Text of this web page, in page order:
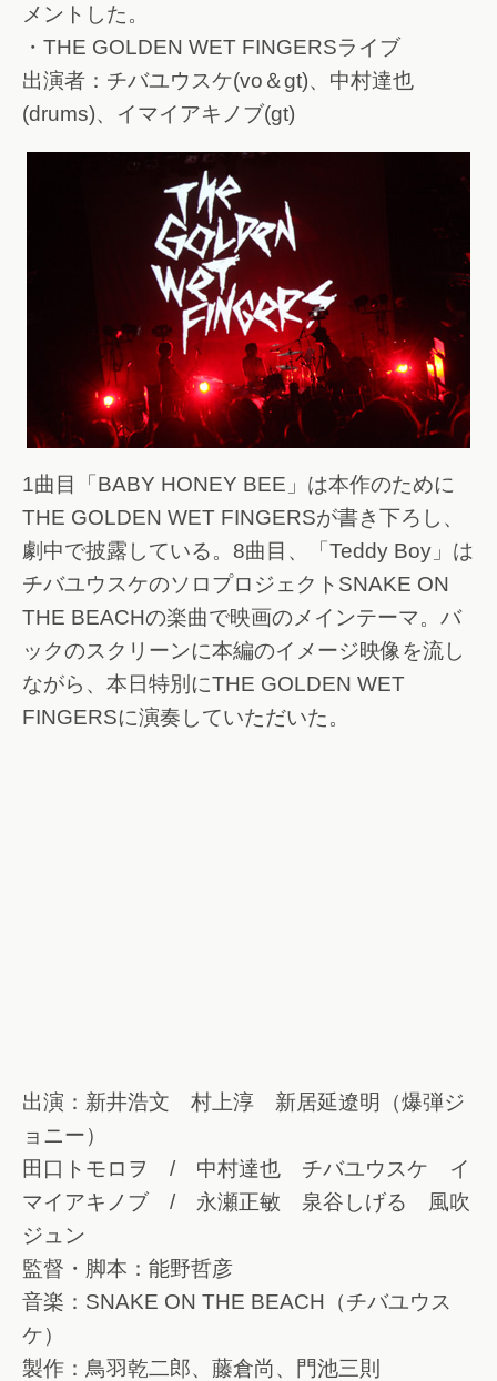
メントした。
・THE GOLDEN WET FINGERSライブ
出演者：チバユウスケ(vo＆gt)、中村達也
(drums)、イマイアキノブ(gt)
1曲目「BABY HONEY BEE」は本作のために
THE GOLDEN WET FINGERSが書き下ろし、
劇中で披露している。8曲目、「Teddy Boy」は
チバユウスケのソロプロジェクトSNAKE ON
THE BEACHの楽曲で映画のメインテーマ。バ
ックのスクリーンに本編のイメージ映像を流し
ながら、本日特別にTHE GOLDEN WET
FINGERSに演奏していただいた。
出演：新井浩文 村上淳 新居延遼明（爆弾ジ
ョニー）
田口トモロヲ / 中村達也 チバユウスケ イ
マイアキノブ / 永瀬正敏 泉谷しげる 風吹
ジュン
監督・脚本：能野哲彦
音楽：SNAKE ON THE BEACH（チバユウス
ケ）
製作：鳥羽乾二郎、藤倉尚、門池三則